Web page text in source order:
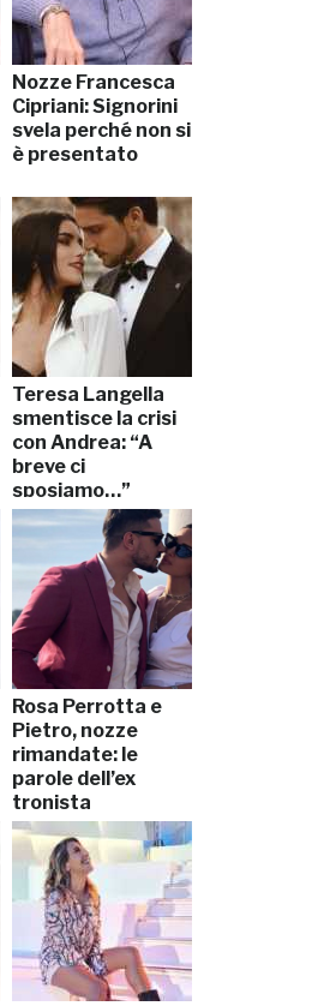
Nozze Francesca
Cipriani: Signorini
svela perché non si
è presentato
Teresa Langella
smentisce la crisi
con Andrea: “A
breve ci
sposiamo…”
Rosa Perrotta e
Pietro, nozze
rimandate: le
parole dell’ex
tronista